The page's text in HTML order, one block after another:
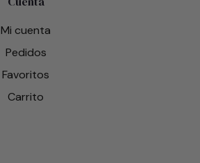
Mi cuenta
Pedidos
Favoritos
Carrito